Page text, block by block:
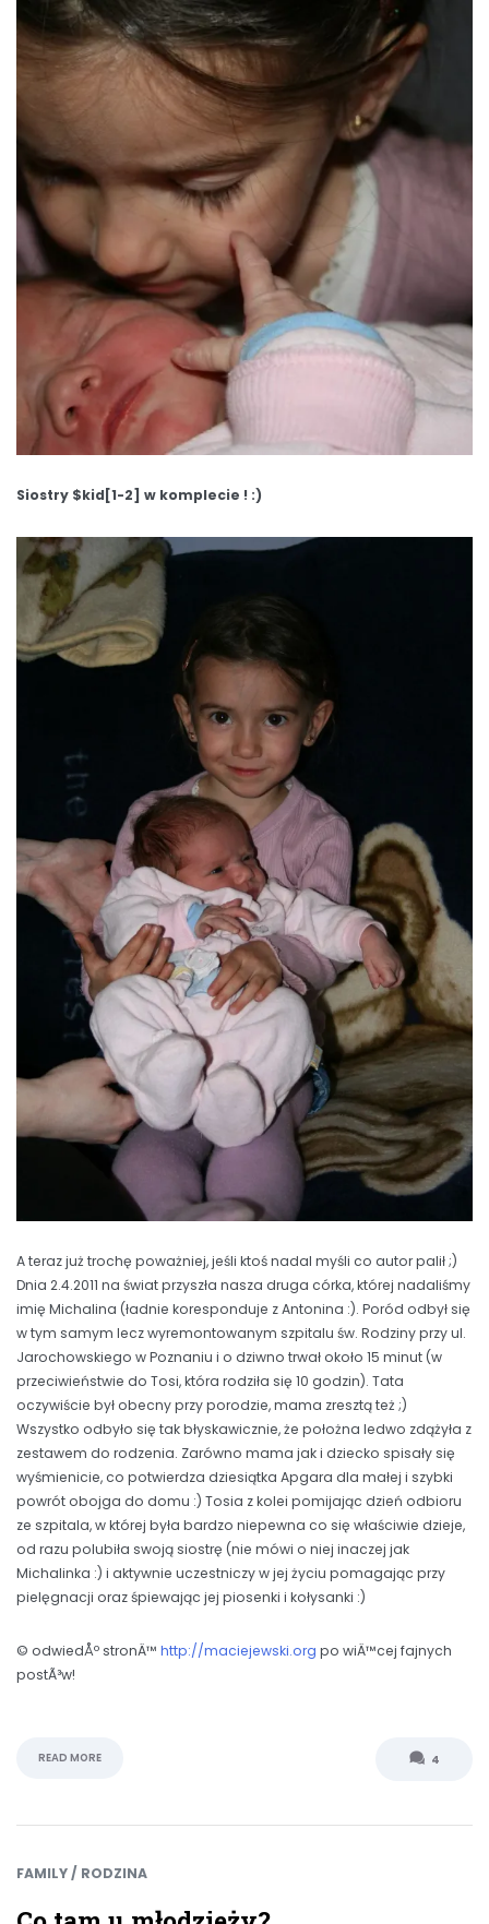
Siostry $kid[1-2] w komplecie ! :)
A teraz już trochę poważniej, jeśli ktoś nadal myśli co autor palił ;)
Dnia 2.4.2011 na świat przyszła nasza druga córka, której nadaliśmy
imię Michalina (ładnie koresponduje z Antonina :). Poród odbył się
w tym samym lecz wyremontowanym szpitalu św. Rodziny przy ul.
Jarochowskiego w Poznaniu i o dziwno trwał około 15 minut (w
przeciwieństwie do Tosi, która rodziła się 10 godzin). Tata
oczywiście był obecny przy porodzie, mama zresztą też ;)
Wszystko odbyło się tak błyskawicznie, że położna ledwo zdążyła z
zestawem do rodzenia. Zarówno mama jak i dziecko spisały się
wyśmienicie, co potwierdza dziesiątka Apgara dla małej i szybki
powrót obojga do domu :) Tosia z kolei pomijając dzień odbioru
ze szpitala, w której była bardzo niepewna co się właściwie dzieje,
od razu polubiła swoją siostrę (nie mówi o niej inaczej jak
Michalinka :) i aktywnie uczestniczy w jej życiu pomagając przy
pielęgnacji oraz śpiewając jej piosenki i kołysanki :)
© odwiedÅº stronÄ™ http://maciejewski.org po wiÄ™cej fajnych
postÃ³w!
READ MORE 4
FAMILY / RODZINA